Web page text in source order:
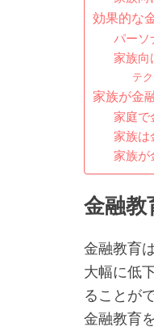
効果的な
パーソ
家族向
テ
家族が金
家庭で
家族は
家族が
金融
金融教育
大幅に低
ることが
金融教育